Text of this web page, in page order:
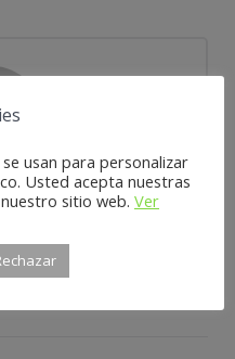
Pilarica
usan para personalizar
Usted acepta nuestras
sitio web. Ver